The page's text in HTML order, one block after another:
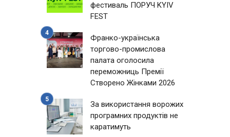
фестиваль ПОРУЧ KYIV
FEST
Франко-українська
торгово-промислова
палата оголосила
переможниць Премії
Створено Жінками 2026
За використання ворожих
програмних продуктів не
каратимуть